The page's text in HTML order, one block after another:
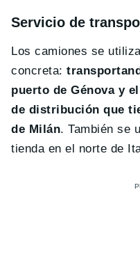
Servicio de
Los camiones se
concreta:
puerto de Génova y
de distribución que
de Milán. También se
tienda en el norte de